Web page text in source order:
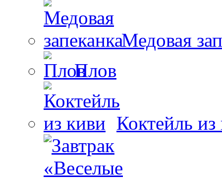
Медовая
Плов
Коктейль из